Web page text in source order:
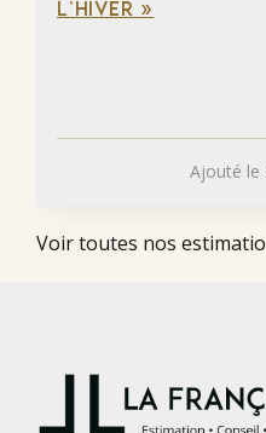
L’HIVER »
Ajouté le
Voir toutes nos